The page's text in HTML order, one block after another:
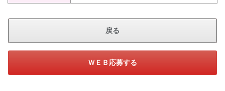
戻る
ＷＥＢ応募する